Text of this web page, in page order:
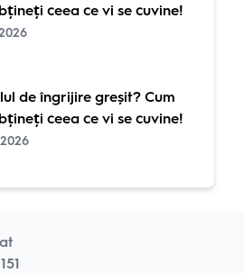
ceea ce vi se cuvine!
de îngrijire greșit? Cum
ceea ce vi se cuvine!